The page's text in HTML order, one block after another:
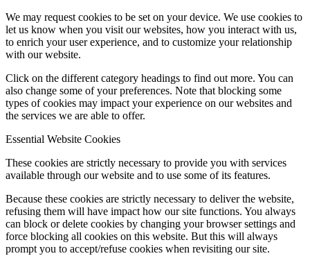
We may request cookies to be set on your device. We use cookies to
let us know when you visit our websites, how you interact with us,
to enrich your user experience, and to customize your relationship
with our website.
Click on the different category headings to find out more. You can
also change some of your preferences. Note that blocking some
types of cookies may impact your experience on our websites and
the services we are able to offer.
Essential Website Cookies
These cookies are strictly necessary to provide you with services
available through our website and to use some of its features.
Because these cookies are strictly necessary to deliver the website,
refusing them will have impact how our site functions. You always
can block or delete cookies by changing your browser settings and
force blocking all cookies on this website. But this will always
prompt you to accept/refuse cookies when revisiting our site.